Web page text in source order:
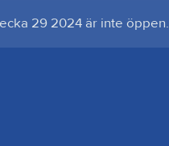
29 2024 är inte öppen.